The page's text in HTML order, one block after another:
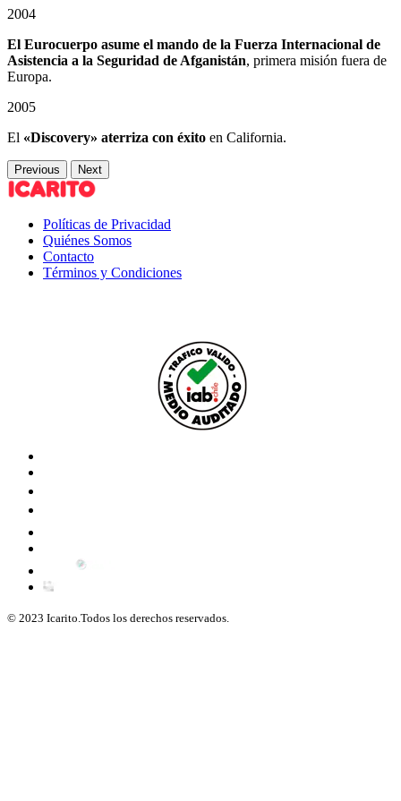
2004
El Eurocuerpo asume el mando de la Fuerza Internacional de
Asistencia a la Seguridad de Afganistán, primera misión fuera de
Europa.
2005
El «Discovery» aterriza con éxito en California.
Previous Next
Políticas de Privacidad
Quiénes Somos
Contacto
Términos y Condiciones
© 2023 Icarito.Todos los derechos reservados.